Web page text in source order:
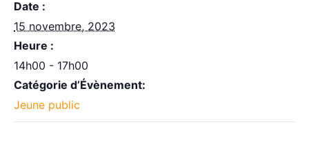
Date :
15 novembre, 2023
Heure :
14h00 - 17h00
Catégorie d’Évènement:
Jeune public